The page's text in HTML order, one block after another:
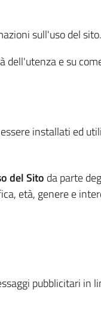
sull'uso del sito.
e su
installati ed
del Sito da parte
età, genere e
pubblicitari